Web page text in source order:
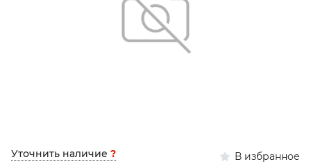
Уточнить наличие ? В избранное